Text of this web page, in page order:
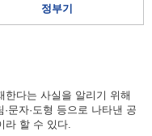
정부기
한다는 사실을 알리기 위해
문자·도형 등으로 나타낸 공
라 할 수 있다.